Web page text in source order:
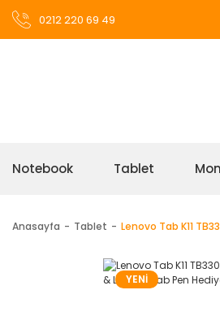
0212 220 69 49
Notebook Tablet
Anasayfa Tablet Lenovo Tab K11
YENİ